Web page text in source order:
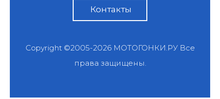
Контакты
Copyright ©2005-2026 МОТОГОНКИ.РУВсе
права защищены.